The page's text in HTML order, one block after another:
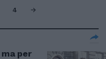
4
per